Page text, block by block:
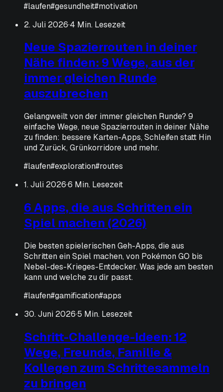
#laufen#gesundheit#motivation
2. Juli 2026·4 Min. Lesezeit
Neue Spazierrouten in deiner
Nähe finden: 9 Wege, aus der
immer gleichen Runde
auszubrechen
Gelangweilt von der immer gleichen Runde? 9
einfache Wege, neue Spazierrouten in deiner Nähe
zu finden: bessere Karten-Apps, Schleifen statt Hin
und Zurück, Grünkorridore und mehr.
#laufen#exploration#routes
1. Juli 2026·6 Min. Lesezeit
6 Apps, die aus Schritten ein
Spiel machen (2026)
Die besten spielerischen Geh-Apps, die aus
Schritten ein Spiel machen, von Pokémon GO bis
Nebel-des-Krieges-Entdecker. Was jede am besten
kann und welche zu dir passt.
#laufen#gamification#apps
30. Juni 2026·5 Min. Lesezeit
Schritt-Challenge-Ideen: 12
Wege, Freunde, Familie &
Kollegen zum Schrittesammeln
zu bringen